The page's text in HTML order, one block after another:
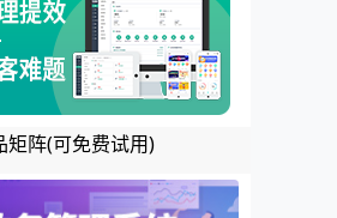
矩阵(可免费试用)